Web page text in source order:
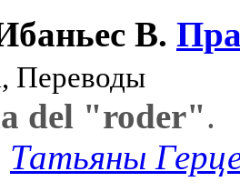
В.
Переводы
del "roder".
Татьяны